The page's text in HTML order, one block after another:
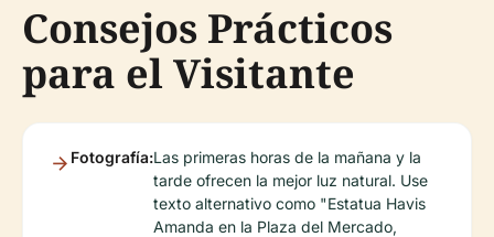
Consejos Prácticos
para el Visitante
Fotografía:Las primeras horas de la mañana y la
tarde ofrecen la mejor luz natural. Use
texto alternativo como "Estatua Havis
Amanda en la Plaza del Mercado,